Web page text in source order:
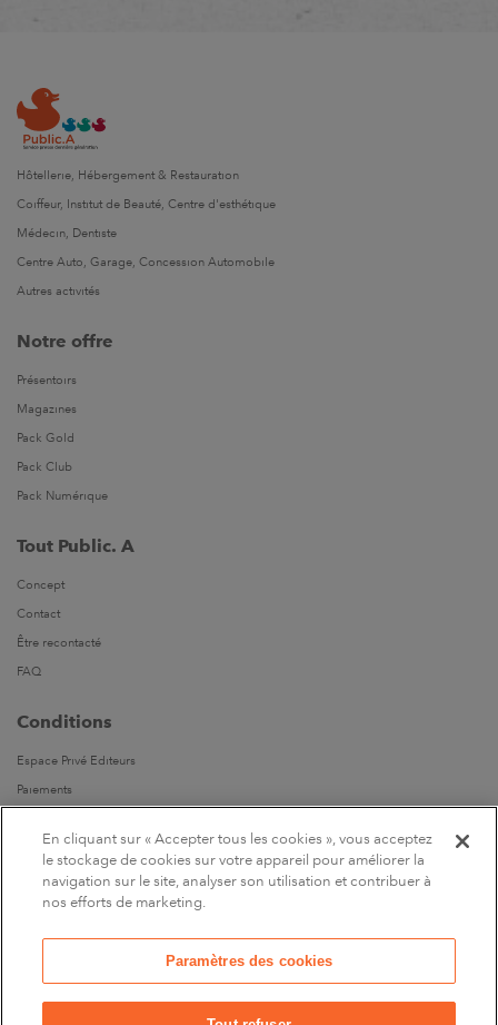
Hôtellerie, Hébergement & Restauration
Coiffeur, Institut de Beauté, Centre d'esthétique
Médecin, Dentiste
Centre Auto, Garage, Concession Automobile
Autres activités
Notre offre
Présentoirs
Magazines
Pack Gold
Pack Club
Pack Numérique
Tout Public. A
Concept
Contact
Être recontacté
FAQ
Conditions
Espace Privé Editeurs
Paiements
Parrainages
Suivez-nous
Marchand approuvé par la Société des Avis Garantis,cliquez ici
pour vérifier.
En cliquant sur « Accepter tous les cookies », vous acceptez
le stockage de cookies sur votre appareil pour améliorer la
navigation sur le site, analyser son utilisation et contribuer à
nos efforts de marketing.
Paramètres des cookies